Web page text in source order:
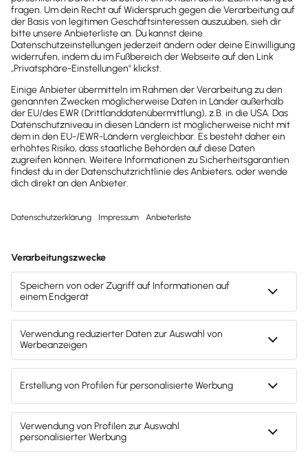
Brandheiße
News direkt in
dein Postfach
Möchtest du zukünftig
wichtige News zu
Gesetzesänderungen,
hilfreiche Praxis-Tipps und
kostenlose Tools für
Unternehmen erhalten?
Dann abonniere unseren
Mach's dir leicht und gib deinem Business den
entscheidenden Push – mit unserer Software für
Buchhaltung & Lohn.
Lösungen